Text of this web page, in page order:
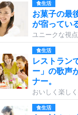
食生活
お菓子の最
が宿ってい
ユニークな視
食生活
レストラン
ー」の歌声
ナー。
おいしく楽し
食生活